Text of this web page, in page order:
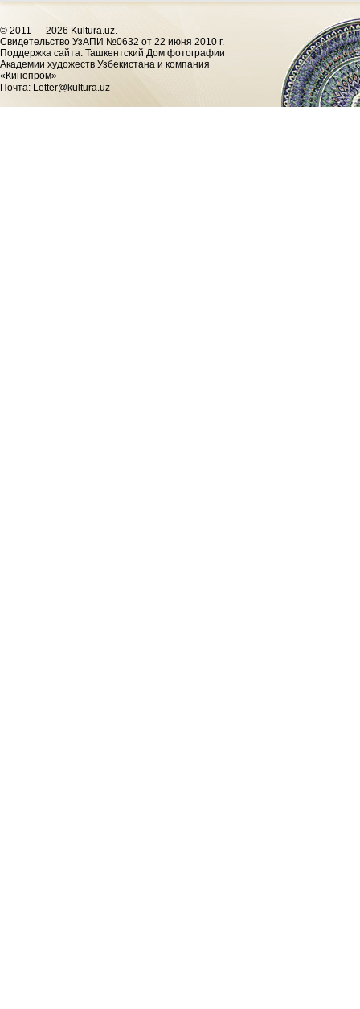
© 2011 — 2026 Kultura.uz.
Cвидетельство УзАПИ №0632 от 22 июня 2010 г.
Поддержка сайта: Ташкентский Дом фотографии
Академии художеств Узбекистана и компания
«Кинопром»
Почта: Letter@kultura.uz